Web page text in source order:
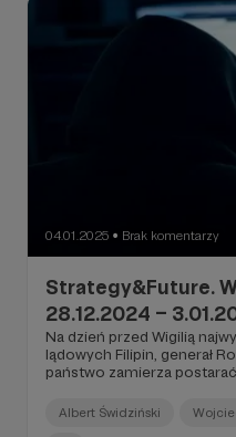
04.01.2025 ● Brak komentarzy
Strategy&Future.
28.12.2024 –
Na dzień przed Wigilią
lądowych Filipin, generał
państwo zamierza
te, przypomnijmy, zostały
przez armię USA zarówno
Albert Świdziński